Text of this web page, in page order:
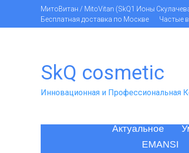
МитоВитан / MitoVitan (SkQ1 Ионы
Бесплатная доставка по Москве
Частые
SkQ cosmetic
Инновационная и Профессиональная
Актуальное
EMANSI